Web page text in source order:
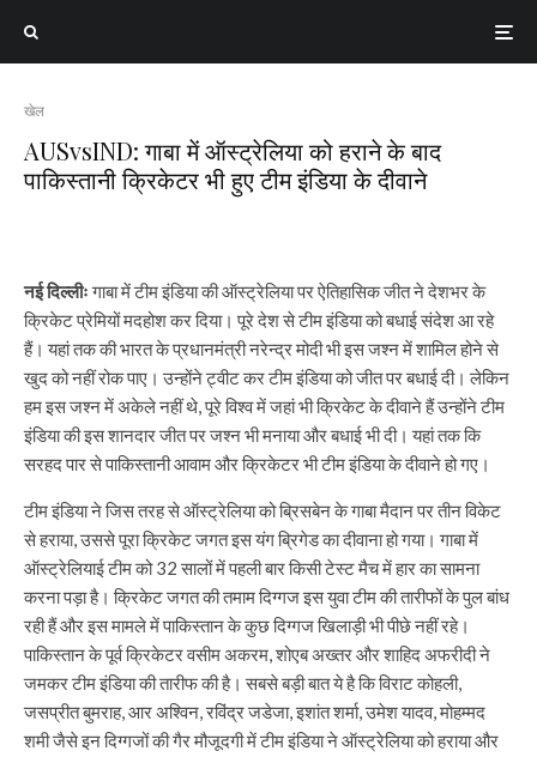
खेल
AUSvsIND: गाबा में ऑस्ट्रेलिया को हराने के बाद
पाकिस्तानी क्रिकेटर भी हुए टीम इंडिया के दीवाने
नई दिल्लीःगाबा में टीम इंडिया की ऑस्ट्रेलिया पर ऐतिहासिक जीत ने देशभर के
क्रिकेट प्रेमियों मदहोश कर दिया। पूरे देश से टीम इंडिया को बधाई संदेश आ रहे
हैं। यहां तक की भारत के प्रधानमंत्री नरेन्द्र मोदी भी इस जश्न में शामिल होने से
खुद को नहीं रोक पाए। उन्होंने ट्वीट कर टीम इंडिया को जीत पर बधाई दी। लेकिन
हम इस जश्न में अकेले नहीं थे, पूरे विश्व में जहां भी क्रिकेट के दीवाने हैं उन्होंने टीम
इंडिया की इस शानदार जीत पर जश्न भी मनाया और बधाई भी दी। यहां तक कि
सरहद पार से पाकिस्तानी आवाम और क्रिकेटर भी टीम इंडिया के दीवाने हो गए।
टीम इंडिया ने जिस तरह से ऑस्ट्रेलिया को ब्रिसबेन के गाबा मैदान पर तीन विकेट
से हराया, उससे पूरा क्रिकेट जगत इस यंग ब्रिगेड का दीवाना हो गया। गाबा में
ऑस्ट्रेलियाई टीम को 32 सालों में पहली बार किसी टेस्ट मैच में हार का सामना
करना पड़ा है। क्रिकेट जगत की तमाम दिग्गज इस युवा टीम की तारीफों के पुल बांध
रही हैं और इस मामले में पाकिस्तान के कुछ दिग्गज खिलाड़ी भी पीछे नहीं रहे।
पाकिस्तान के पूर्व क्रिकेटर वसीम अकरम, शोएब अख्तर और शाहिद अफरीदी ने
जमकर टीम इंडिया की तारीफ की है। सबसे बड़ी बात ये है कि विराट कोहली,
जसप्रीत बुमराह, आर अश्विन, रविंद्र जडेजा, इशांत शर्मा, उमेश यादव, मोहम्मद
शमी जैसे इन दिग्गजों की गैर मौजूदगी में टीम इंडिया ने ऑस्ट्रेलिया को हराया और